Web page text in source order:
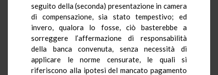
seguito della (seconda) presentazione in camera
di compensazione, sia stato tempestivo; ed
invero, qualora lo fosse, ciò basterebbe a
sorreggere l’affermazione di responsabilità
della banca convenuta, senza necessità di
applicare le norme censurate, le quali si
riferiscono alla ipotesi del mancato pagamento